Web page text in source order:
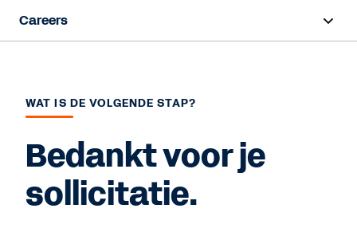
Careers
Life at Workday
Hiring Programs
Teams
WAT IS DE VOLGENDE STAP?
Bedankt voor je
sollicitatie.